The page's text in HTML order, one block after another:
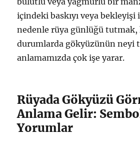
içindeki baskıyı veya
nedenle rüya günlüğü tutmak,
durumlarda gökyüzünün neyi
anlamamızda çok işe yarar.
Rüyada Gökyüzü
Anlama Gelir:
Yorumlar